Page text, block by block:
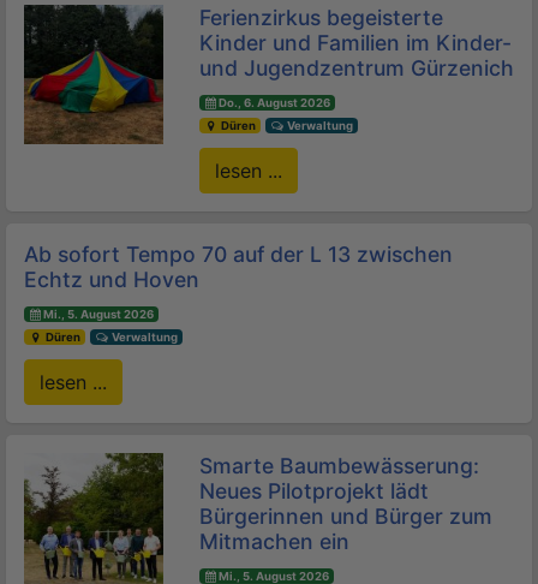
Ferienzirkus begeisterte
Kinder und Familien im Kinder-
und Jugendzentrum Gürzenich
Do., 6. August 2026
Düren
Verwaltung
lesen ...
Ab sofort Tempo 70 auf der L 13 zwischen
Echtz und Hoven
Mi., 5. August 2026
Düren
Verwaltung
lesen ...
Smarte Baumbewässerung:
Neues Pilotprojekt lädt
Bürgerinnen und Bürger zum
Mitmachen ein
Mi., 5. August 2026